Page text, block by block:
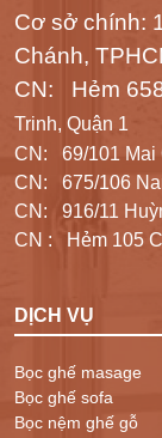
Cơ sở chính:
Chánh,
CN: Hẻm
Trinh, Quận 1
CN: 69/101 Mai
CN: 675/106
CN: 916/11
CN : Hẻm 105
DỊCH VỤ
Bọc ghế masage
Bọc ghế sofa
Bọc nệm ghế gỗ